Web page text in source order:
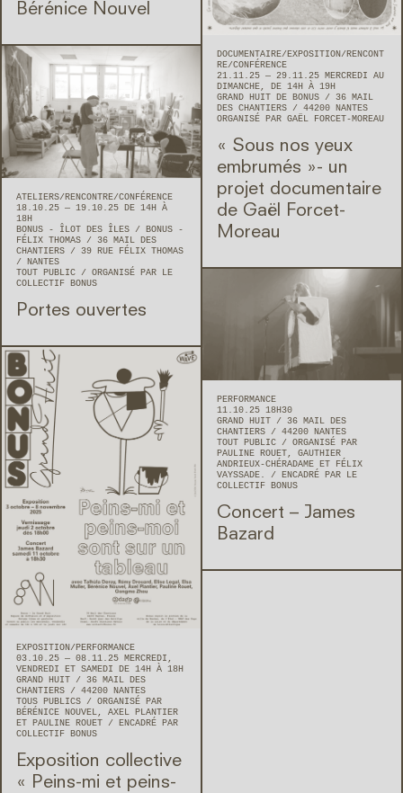
Bérénice Nouvel
DOCUMENTAIRE EXPOSITION
RENCONT
RE/CONFÉRENCE
21.11.25 — 29.11.25 MERCREDI AU
DIMANCHE, DE 14H À 19H
GRAND HUIT DE BONUS
36 MAIL
DES CHANTIERS
44200 NANTES
ORGANISÉ PAR GAËL FORCET-MOREAU
« Sous nos yeux
embrumés »- un
projet documentaire
de Gaël Forcet-
Moreau
ATELIERS RENCONTRE/CONFÉRENCE
18.10.25 — 19.10.25 DE 14H À
18H
BONUS - ÎLOT DES ÎLES / BONUS -
FÉLIX THOMAS
36 MAIL DES
CHANTIERS / 39 RUE FÉLIX THOMAS
NANTES
TOUT PUBLIC
ORGANISÉ PAR LE
COLLECTIF BONUS
Portes ouvertes
PERFORMANCE
11.10.25 18H30
GRAND HUIT
36 MAIL DES
CHANTIERS
44200 NANTES
TOUT PUBLIC
ORGANISÉ PAR
PAULINE ROUET, GAUTHIER
ANDRIEUX-CHÉRADAME ET FÉLIX
VAYSSADE.
ENCADRÉ PAR LE
COLLECTIF BONUS
Concert – James
Bazard
EXPOSITION
PERFORMANCE
03.10.25 — 08.11.25 MERCREDI,
VENDREDI ET SAMEDI DE 14H À 18H
GRAND HUIT
36 MAIL DES
CHANTIERS
44200 NANTES
TOUS PUBLICS
ORGANISÉ PAR
BÉRÉNICE NOUVEL, AXEL PLANTIER
ET PAULINE ROUET
ENCADRÉ PAR
COLLECTIF BONUS
Exposition collective
« Peins-mi et peins-